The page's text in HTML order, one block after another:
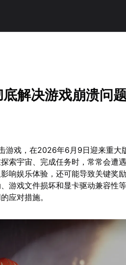
解决游戏崩溃问
游戏，在2026年6月9日迎来重大
索宇宙、完成任务时，常常会遭
响娱乐体验，还可能导致关键奖
游戏文件损坏和显卡驱动兼容性
应对措施。